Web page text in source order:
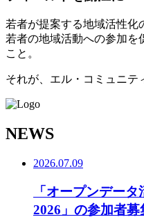
若者が提案する地域活性化
若者の地域活動への参加を
こと。
それが、エル・コミュニテ
NEWS
2026.07.09
「オープンデー
2026」の参加者募